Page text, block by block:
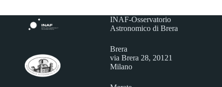
INAF-Osservatorio
Astronomico di Brera
Brera
via Brera 28, 20121
Milano